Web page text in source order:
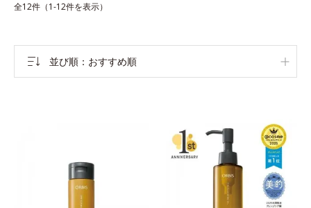
全12件（1-12件を表示）
並び順 おすすめ順